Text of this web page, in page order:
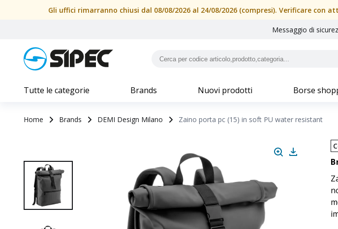
Gli uffici rimarranno chiusi dal 08/08/2026 al 24/08/2026 (compresi). Verificare
Messaggio di
Tutte le categorie Brands Nuovi prodotti Borse
Home Brands DEMI Design Milano Zaino porta pc (15) in soft PU water resistant
Zaino porta pc (15) in soft PU water resistant | SIPEC